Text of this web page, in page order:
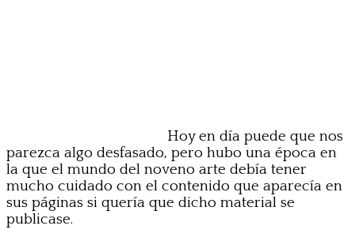
Hoy en día puede que nos
parezca algo desfasado, pero hubo una época en
la que el mundo del noveno arte debía tener
mucho cuidado con el contenido que aparecía en
sus páginas si quería que dicho material se
publicase.